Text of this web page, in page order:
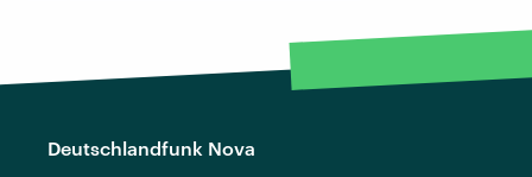
Deutschlandfunk Nova